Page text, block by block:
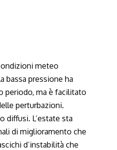
meteo
bassa pressione ha
periodo, ma è facilitato
perturbazioni.
L’estate sta
di miglioramento che
d’instabilità che